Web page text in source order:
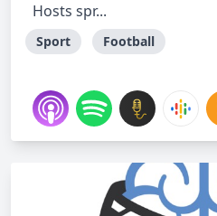
Hosts spr...
Sport Football